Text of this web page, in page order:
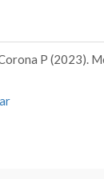
P (2023).